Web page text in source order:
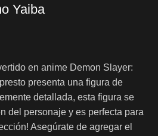
Yaiba
en anime Demon Slayer:
presenta una figura de
detallada, esta figura se
del personaje y es perfecta para
Asegúrate de agregar el